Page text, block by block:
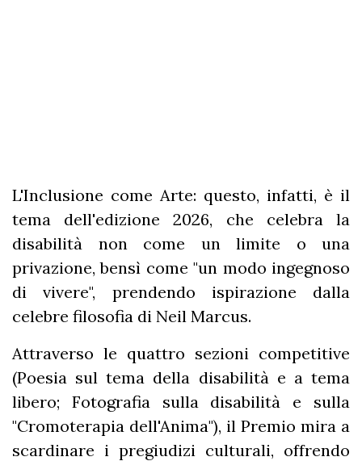
L'Inclusione come Arte: questo, infatti, è il
tema dell'edizione 2026, che celebra la
disabilità non come un limite o una
privazione, bensì come "un modo ingegnoso
di vivere", prendendo ispirazione dalla
celebre filosofia di Neil Marcus.
Attraverso le quattro sezioni competitive
(Poesia sul tema della disabilità e a tema
libero; Fotografia sulla disabilità e sulla
"Cromoterapia dell'Anima"), il Premio mira a
scardinare i pregiudizi culturali, offrendo